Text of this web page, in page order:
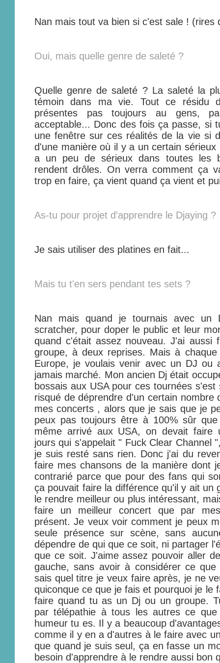
Nan mais tout va bien si c'est sale ! (rires
Oui, mais quelle genre de saleté ?
Quelle genre de saleté ? La saleté la
témoin dans ma vie. Tout ce résidu
présentes pas toujours au gens,
acceptable... Donc des fois ça passe, si
une fenêtre sur ces réalités de la vie si
d'une manière où il y a un certain
a un peu de sérieux dans toutes les
rendent drôles. On verra comment ça
trop en faire, ça vient quand ça vient et
As-tu pour projet d'apprendre le Djaying ?
Je sais utiliser des platines en fait...
Mais tu t'en sers pendant tes sets ?
Nan mais quand je tournais avec un
scratcher, pour doper le public et leur
quand c'était assez nouveau. J'ai aussi
groupe, à deux reprises. Mais à
Europe, je voulais venir avec un DJ ou
jamais marché. Mon ancien Dj était
bossais aux USA pour ces tournées
risqué de déprendre d'un certain nombre
mes concerts , alors que je sais que je
peux pas toujours être à 100% sûr
même arrivé aux USA, on devait faire
jours qui s'appelait " Fuck Clear Channel
je suis resté sans rien. Donc j'ai du
faire mes chansons de la manière dont
contrarié parce que pour des fans qui
ça pouvait faire la différence qu'il y ait un
le rendre meilleur ou plus intéressant,
faire un meilleur concert que par
présent. Je veux voir comment je peux
seule présence sur scène, sans
dépendre de qui que ce soit, ni partager
que ce soit. J'aime assez pouvoir aller
gauche, sans avoir à considérer ce
sais quel titre je veux faire après, je ne
quiconque ce que je fais et pourquoi je le
faire quand tu as un Dj ou un groupe.
par télépathie à tous les autres ce
humeur tu es. Il y a beaucoup
comme il y en a d'autres à le faire avec
que quand je suis seul, ça en fasse un
besoin d'apprendre à le rendre aussi bon